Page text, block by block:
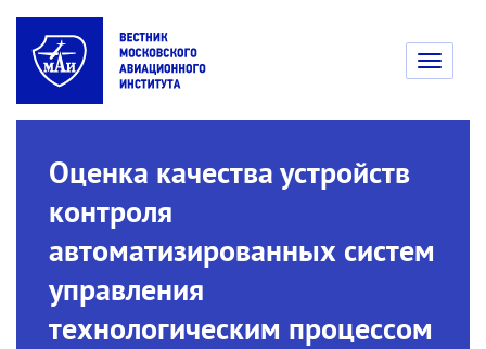
Toggle
Оценка качества устройств
контроля
автоматизированных систем
управления
технологическим процессом